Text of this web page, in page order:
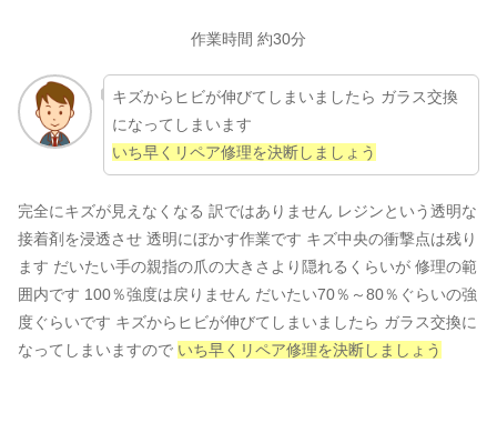
作業時間 約30分
キズからヒビが伸びてしまいましたら ガラス交換
になってしまいます
いち早くリペア修理を決断しましょう
完全にキズが見えなくなる 訳ではありません レジンという透明な
接着剤を浸透させ 透明にぼかす作業です キズ中央の衝撃点は残り
ます だいたい手の親指の爪の大きさより隠れるくらいが 修理の範
囲内です 100％強度は戻りません だいたい70％～80％ぐらいの強
度ぐらいです キズからヒビが伸びてしまいましたら ガラス交換に
なってしまいますので いち早くリペア修理を決断しましょう